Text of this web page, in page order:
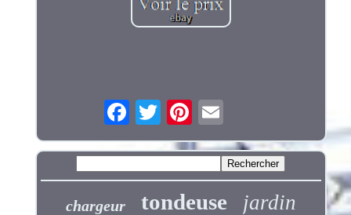
chargeur tondeuse jardin